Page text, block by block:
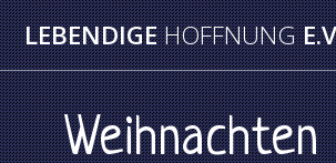
Skip
to
content
LEBENDIGEHOFFNUNG
Weihnachten